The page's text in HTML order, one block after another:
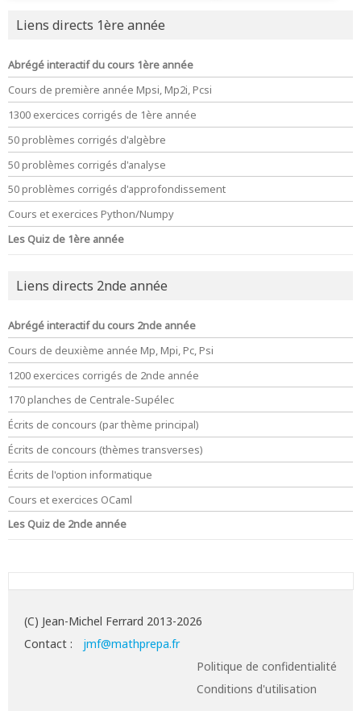
Liens directs 1ère année
Abrégé interactif du cours 1ère année
Cours de première année Mpsi, Mp2i, Pcsi
1300 exercices corrigés de 1ère année
50 problèmes corrigés d'algèbre
50 problèmes corrigés d'analyse
50 problèmes corrigés d'approfondissement
Cours et exercices Python/Numpy
Les Quiz de 1ère année
Liens directs 2nde année
Abrégé interactif du cours 2nde année
Cours de deuxième année Mp, Mpi, Pc, Psi
1200 exercices corrigés de 2nde année
170 planches de Centrale-Supélec
Écrits de concours (par thème principal)
Écrits de concours (thèmes transverses)
Écrits de l'option informatique
Cours et exercices OCaml
Les Quiz de 2nde année
(C) Jean-Michel Ferrard 2013-2026
Contact :
jmf@mathprepa.fr
Politique de confidentialité
Conditions d'utilisation